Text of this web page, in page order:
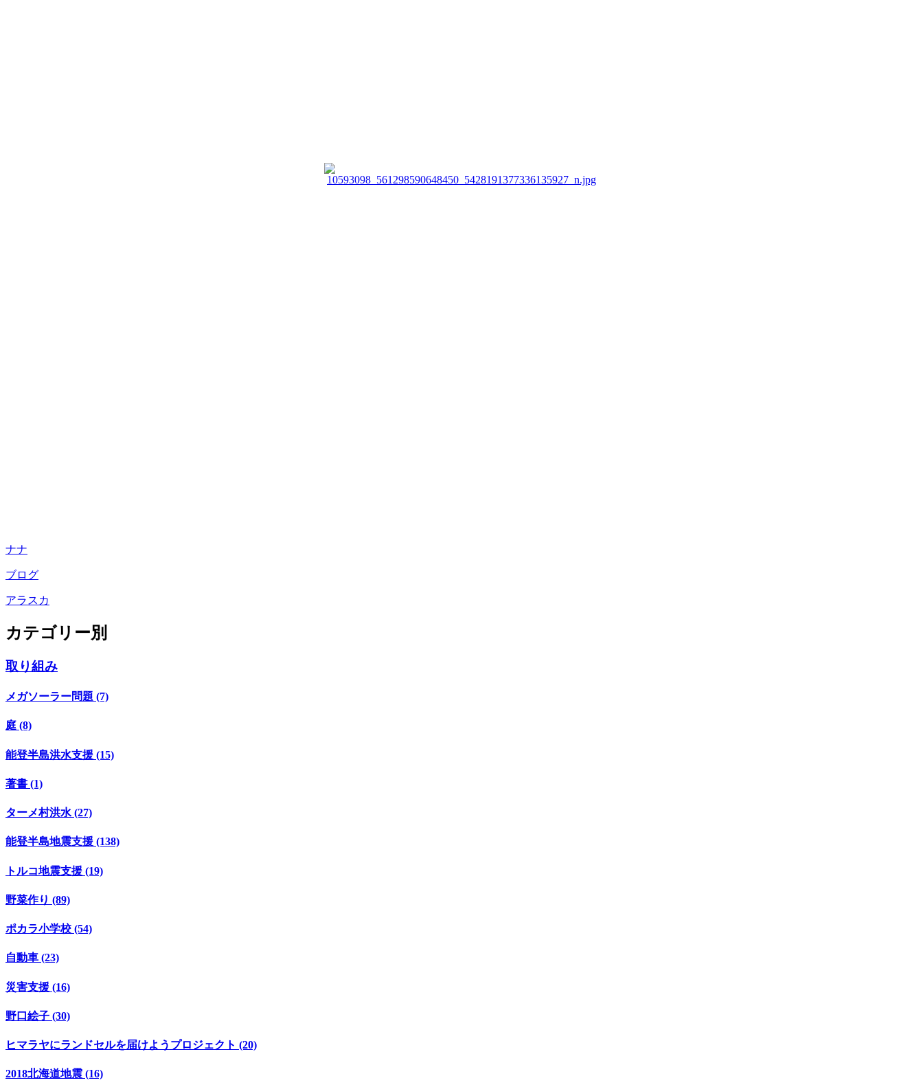
ナナ
ブログ
アラスカ
カテゴリー別
取り組み
メガソーラー問題 (7)
庭 (8)
能登半島洪水支援 (15)
著書 (1)
ターメ村洪水 (27)
能登半島地震支援 (138)
トルコ地震支援 (19)
野菜作り (89)
ポカラ小学校 (54)
自動車 (23)
災害支援 (16)
野口絵子 (30)
ヒマラヤにランドセルを届けようプロジェクト (20)
2018北海道地震 (16)